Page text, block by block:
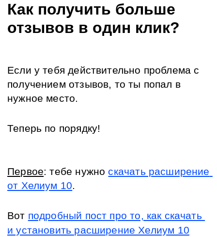
Как получить больше
отзывов в один клик?
Если у тебя действительно проблема с
получением отзывов, то ты попал в
нужное место.
Теперь по порядку!
Первое: тебе нужно скачать расширение
от Хелиум 10.
Вот подробный пост про то, как скачать
и установить расширение Хелиум 10